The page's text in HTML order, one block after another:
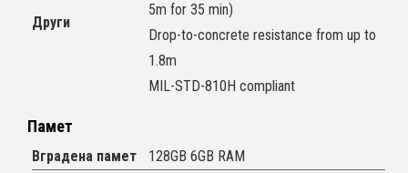
Други
5m for 35 min)
Drop-to-concrete resistance from up to
1.8m
MIL-STD-810H compliant
Памет
Вградена памет
128GB 6GB RAM